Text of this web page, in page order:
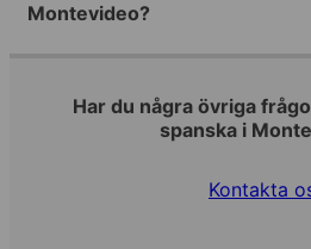
Montevideo?
Har du några övriga
spanska i
Kontakta